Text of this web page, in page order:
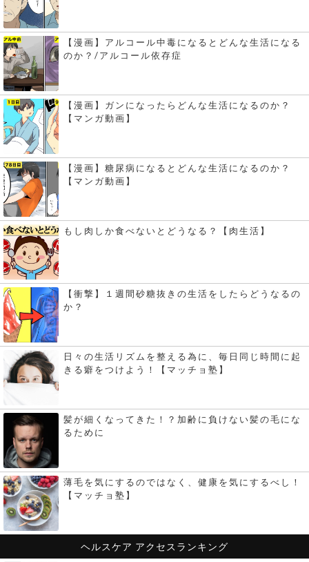
【漫画】アルコール中毒になるとどんな生活になる
のか？/アルコール依存症
【漫画】ガンになったらどんな生活になるのか？
【マンガ動画】
【漫画】糖尿病になるとどんな生活になるのか？
【マンガ動画】
もし肉しか食べないとどうなる？【肉生活】
【衝撃】１週間砂糖抜きの生活をしたらどうなるの
か？
日々の生活リズムを整える為に、毎日同じ時間に起
きる癖をつけよう！【マッチョ塾】
髪が細くなってきた！？加齢に負けない髪の毛にな
るために
薄毛を気にするのではなく、健康を気にするべし！
【マッチョ塾】
ヘルスケア アクセスランキング